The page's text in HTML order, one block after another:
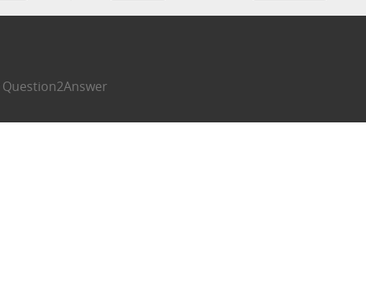
Question2Answer